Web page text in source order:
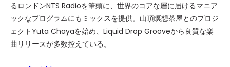
るロンドンNTS Radioを筆頭に、世界のコアな層に届けるマニア
ックなプログラムにもミックスを提供。山頂瞑想茶屋とのプロジ
ェクトYuta Chayaを始め、Liquid Drop Grooveから良質な楽
曲リリースが多数控えている。